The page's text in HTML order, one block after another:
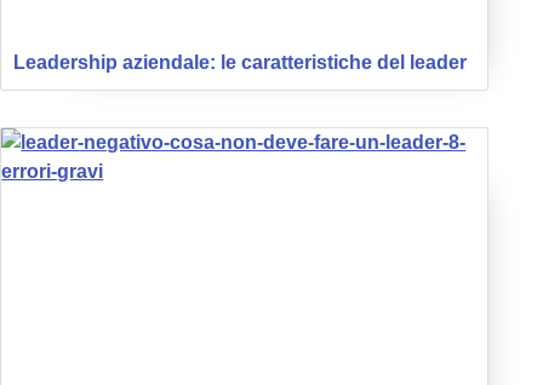
Leadership aziendale: le caratteristiche del leader